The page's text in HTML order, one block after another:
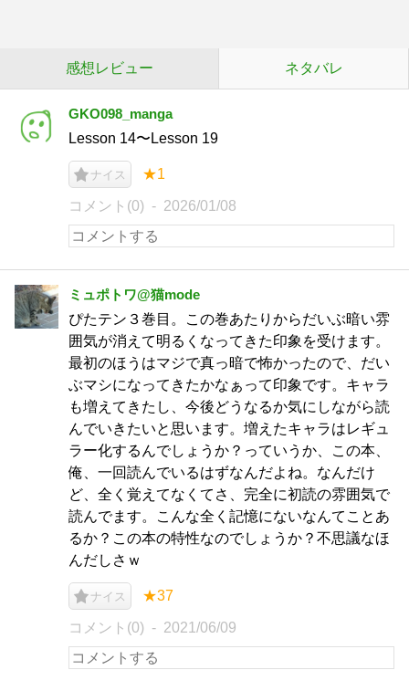
感想レビュー ネタバレ
GKO098_manga
Lesson 14〜Lesson 19
ナイス ★1
コメント(0) 2026/01/08
ミュポトワ@猫mode
ぴたテン３巻目。この巻あたりからだいぶ暗い雰
囲気が消えて明るくなってきた印象を受けます。
最初のほうはマジで真っ暗で怖かったので、だい
ぶマシになってきたかなぁって印象です。キャラ
も増えてきたし、今後どうなるか気にしながら読
んでいきたいと思います。増えたキャラはレギュ
ラー化するんでしょうか？っていうか、この本、
俺、一回読んでいるはずなんだよね。なんだけ
ど、全く覚えてなくてさ、完全に初読の雰囲気で
読んでます。こんな全く記憶にないなんてことあ
るか？この本の特性なのでしょうか？不思議なほ
んだしさｗ
ナイス ★37
コメント(0) 2021/06/09